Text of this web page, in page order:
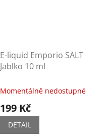
E-liquid Emporio SALT
Jablko 10 ml
Momentálně nedostupné
199 Kč
DETAIL